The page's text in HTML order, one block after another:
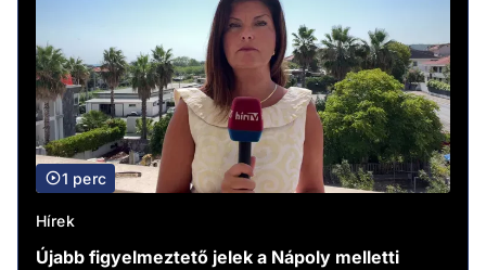
1 perc
Hírek
Újabb figyelmeztető jelek a Nápoly melletti